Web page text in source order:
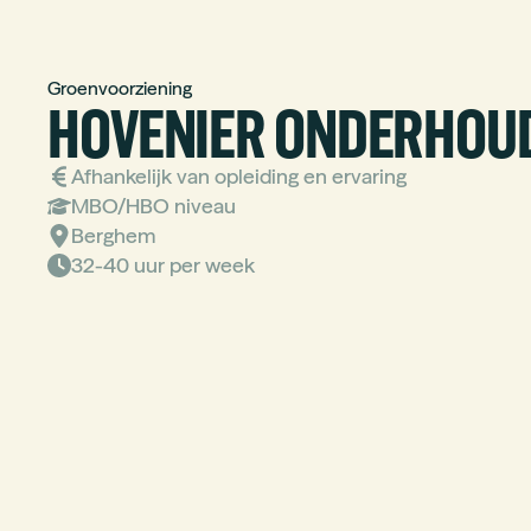
HOVENIER
Groenvoorziening
Afhankelijk van opleiding en ervaring
MBO/HBO niveau
Berghem
32-40 uur per week